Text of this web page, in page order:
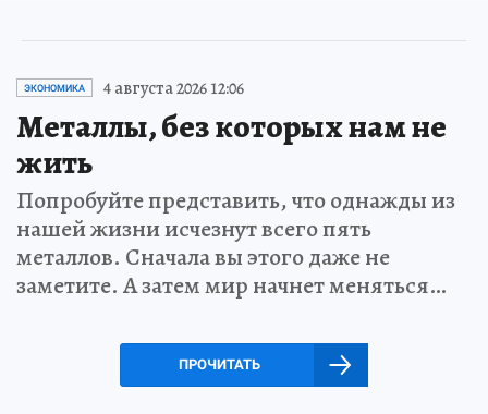
ЭКОНОМИКА 4 августа 2026 12:06
Металлы, без которых нам не
жить
Попробуйте представить, что однажды из
нашей жизни исчезнут всего пять
металлов. Сначала вы этого даже не
заметите. А затем мир начнет меняться…
ПРОЧИТАТЬ